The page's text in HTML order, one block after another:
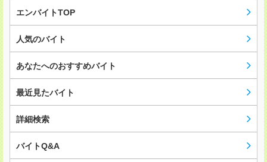
エンバイトTOP
人気のバイト
あなたへのおすすめバイト
最近見たバイト
詳細検索
バイトQ&A